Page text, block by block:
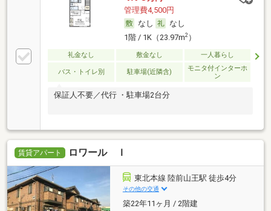
管理費4,500円
なし
なし
1階 / 1K（23.97m2）
礼金なし 敷金なし 一人暮らし
バス・トイレ別 駐車場(近隣含)
モニタ付インターホ
ン
保証人不要／代行 ・駐車場2台分
賃貸アパート ロワール Ｉ
東北本線 陸前山王駅 徒歩4分
その他の交通
築22年11ヶ月 / 2階建